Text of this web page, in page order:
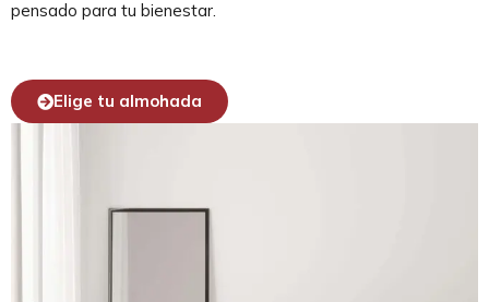
pensado para tu bienestar.
Elige tu almohada